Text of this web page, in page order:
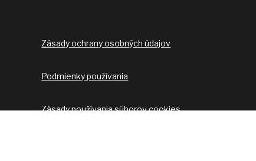
Zásady ochrany osobných údajov
Podmienky používania
Zásady používania súborov cookies